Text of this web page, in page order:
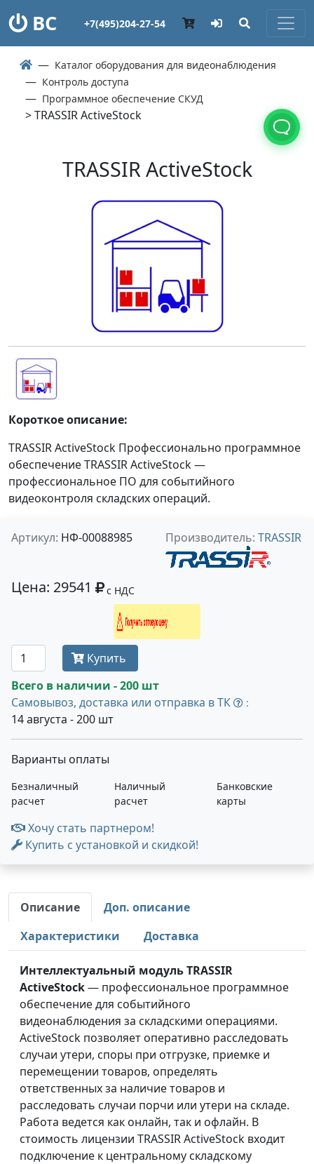
ВС +7(495)204-27-54
Каталог оборудования для видеонаблюдения
Контроль доступа
Программное обеспечение СКУД
> TRASSIR ActiveStock
TRASSIR ActiveStock
Короткое описание:
TRASSIR ActiveStock Профессионально программное
обеспечение TRASSIR ActiveStock —
профессиональное ПО для событийного
видеоконтроля складских операций.
Артикул: НФ-00088985 Производитель: TRASSIR
Цена: 29541 с НДС
Получить оптовую цену
Купить
Всего в наличии - 200 шт
Самовывоз, доставка или отправка в ТК
:
14 августа - 200 шт
Варианты оплаты
Безналичный
расчет
Наличный
расчет
Банковские
карты
Хочу стать партнером!
Купить с установкой и скидкой!
Описание
Доп. описание
Характеристики
Доставка
Интеллектуальный модуль TRASSIR
ActiveStock— профессиональное программное
обеспечение для событийного
видеонаблюдения за складскими операциями.
ActiveStock позволяет оперативно расследовать
случаи утери, споры при отгрузке, приемке и
перемещении товаров, определять
ответственных за наличие товаров и
расследовать случаи порчи или утери на складе.
Работа ведется как онлайн, так и офлайн. В
стоимость лицензии TRASSIR ActiveStock входит
подключение к центральному складскому